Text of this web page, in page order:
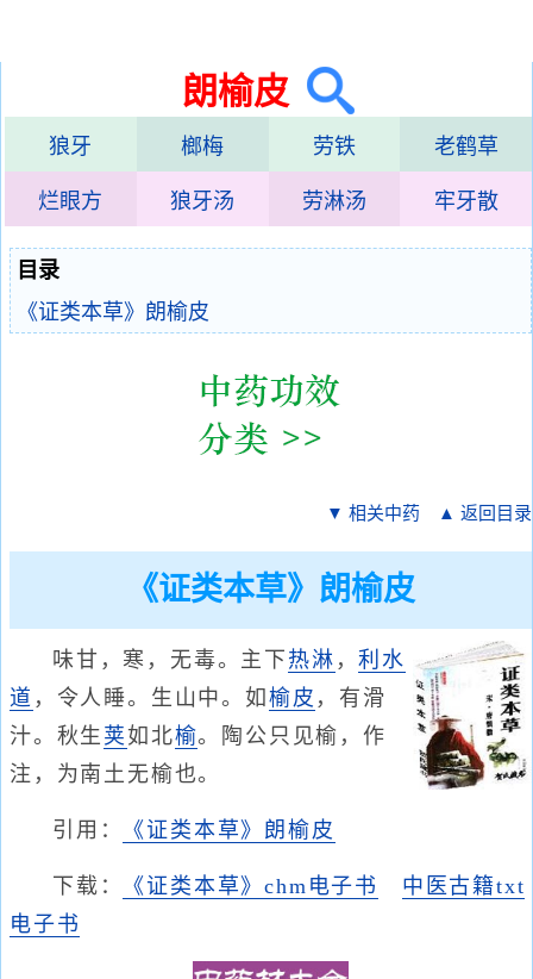
朗榆皮
狼牙 榔梅 劳铁 老鹤草
烂眼方 狼牙汤 劳淋汤 牢牙散
目录
《证类本草》朗榆皮
▼ 相关中药 ▲ 返回目录
《证类本草》朗榆皮
味甘，寒，无毒。主下 热淋 ，利水
道 ，令人睡。生山中。如 榆皮 ，有滑
汁。秋生 荚如北榆。陶公只见榆，作
注，为南土无榆也。
引用： 《证类本草》朗榆皮
下载： 《证类本草》chm电子书
中医古籍txt
电子书